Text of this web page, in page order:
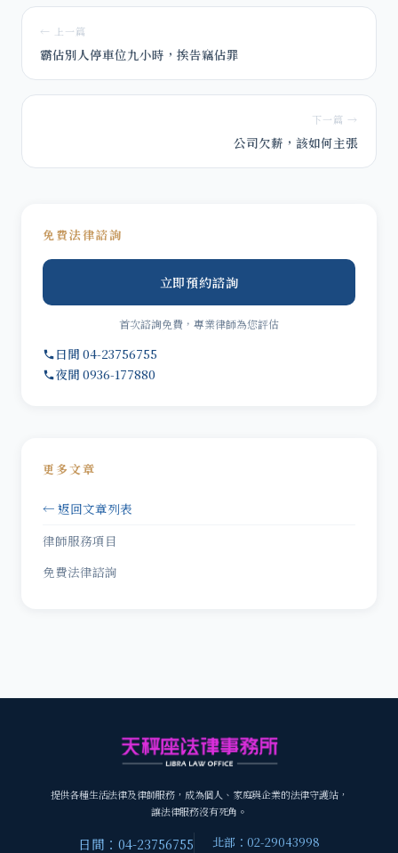
← 上一篇
霸佔別人停車位九小時，挨告竊佔罪
下一篇 →
公司欠薪，該如何主張
免費法律諮詢
立即預約諮詢
首次諮詢免費，專業律師為您評估
日間 04-23756755
夜間 0936-177880
更多文章
← 返回文章列表
律師服務項目
免費法律諮詢
提供各種生活法律及律師服務，成為個人、家庭與企業的法律守護站，
讓法律服務沒有死角。
日間：04-23756755 北部：02-29043998